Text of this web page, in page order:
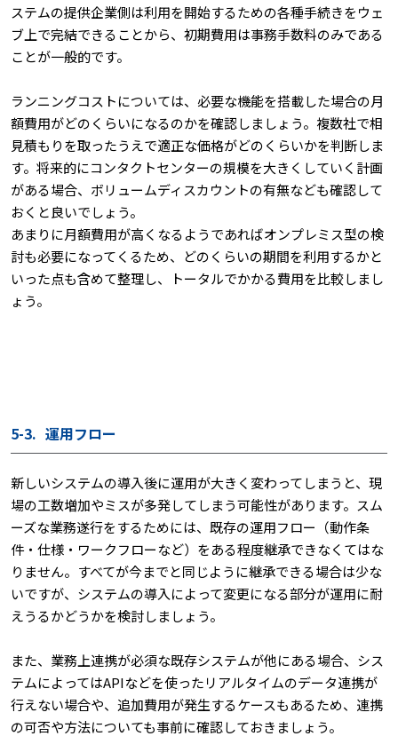
ステムの提供企業側は利用を開始するための各種手続きをウェ
ブ上で完結できることから、初期費用は事務手数料のみである
ことが一般的です。
ランニングコストについては、必要な機能を搭載した場合の月
額費用がどのくらいになるのかを確認しましょう。複数社で相
見積もりを取ったうえで適正な価格がどのくらいかを判断しま
す。将来的にコンタクトセンターの規模を大きくしていく計画
がある場合、ボリュームディスカウントの有無なども確認して
おくと良いでしょう。
あまりに月額費用が高くなるようであればオンプレミス型の検
討も必要になってくるため、どのくらいの期間を利用するかと
いった点も含めて整理し、トータルでかかる費用を比較しまし
ょう。
5-3. 運用フロー
新しいシステムの導入後に運用が大きく変わってしまうと、現
場の工数増加やミスが多発してしまう可能性があります。スム
ーズな業務遂行をするためには、既存の運用フロー（動作条
件・仕様・ワークフローなど）をある程度継承できなくてはな
りません。すべてが今までと同じように継承できる場合は少な
いですが、システムの導入によって変更になる部分が運用に耐
えうるかどうかを検討しましょう。
また、業務上連携が必須な既存システムが他にある場合、シス
テムによってはAPIなどを使ったリアルタイムのデータ連携が
行えない場合や、追加費用が発生するケースもあるため、連携
の可否や方法についても事前に確認しておきましょう。